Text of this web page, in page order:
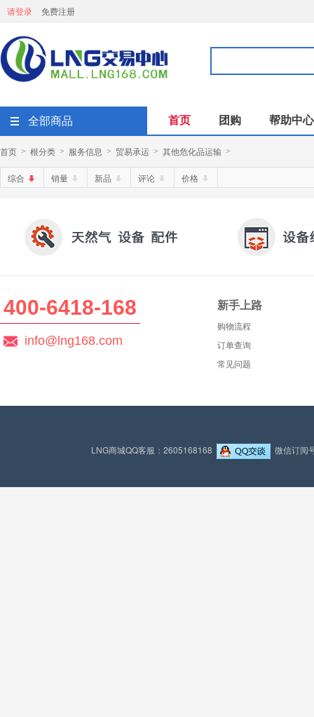
请登录 免费注册
全部商品 首页 团购 帮助中心
首页 > 根分类 > 服务信息 > 贸易承运 > 其他危化品运输 >
综合 销量 新品 评论 价格
400-6418-168
info@lng168.com
新手上路
购物流程
订单查询
常见问题
LNG商城QQ客服：2605168168 微信订阅